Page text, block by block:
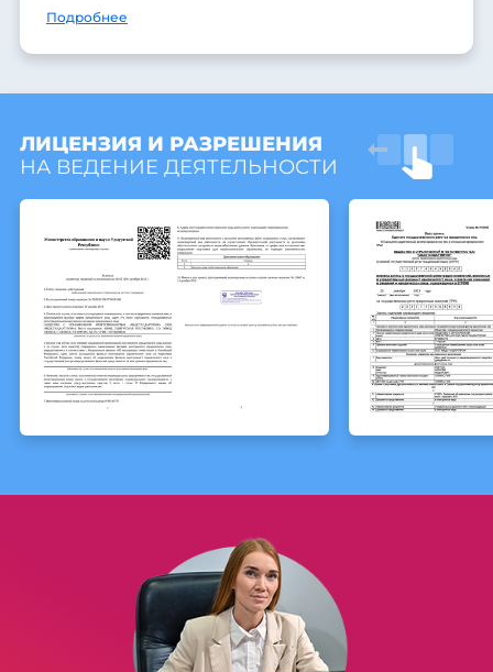
Подробнее
ЛИЦЕНЗИЯ И РАЗРЕШЕНИЯ
НА ВЕДЕНИЕ ДЕЯТЕЛЬНОСТИ